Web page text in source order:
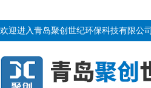
欢迎进入青岛聚创世纪环保科技有限公司